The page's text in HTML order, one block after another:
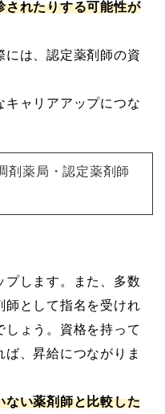
されたりする可能性が
には、認定薬剤師の資
キャリアアップにつな
剤薬局・認定薬剤師
プします。また、多数
師として指名を受けれ
しょう。資格を持って
、昇給につながりま
ない薬剤師と比較した